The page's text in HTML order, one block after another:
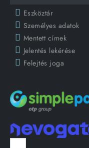
Eszköztár
Személyes adatok
Mentett címek
Jelentés lekérése
Felejtés joga